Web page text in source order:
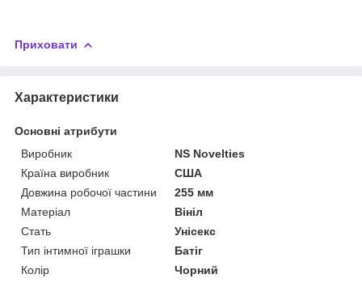
Приховати
Характеристики
Основні атрибути
Виробник
NS Novelties
Країна виробник
США
Довжина робочої частини
255 мм
Матеріал
Вініл
Стать
Унісекс
Тип інтимної іграшки
Батіг
Колір
Чорний